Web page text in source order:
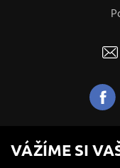
VÁŽÍME SI